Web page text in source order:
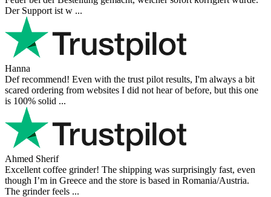
Der Support ist w ...
Hanna
Def recommend! Even with the trust pilot results, I'm always a bit
scared ordering from websites I did not hear of before, but this one
is 100% solid ...
Ahmed Sherif
Excellent coffee grinder! The shipping was surprisingly fast, even
though I’m in Greece and the store is based in Romania/Austria.
The grinder feels ...